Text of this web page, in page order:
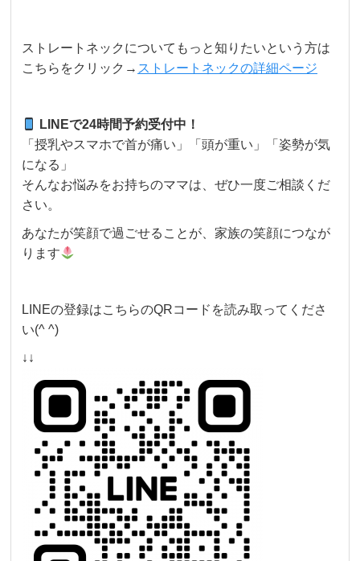
ストレートネックについてもっと知りたいという方は
こちらをクリック→ ストレートネックの詳細ページ
LINEで24時間予約受付中！
「授乳やスマホで首が痛い」「頭が重い」「姿勢が気
になる」
そんなお悩みをお持ちのママは、ぜひ一度ご相談くだ
さい。
あなたが笑顔で過ごせることが、家族の笑顔につなが
ります
LINEの登録はこちらのQRコードを読み取ってくださ
い(^ ^)
↓↓